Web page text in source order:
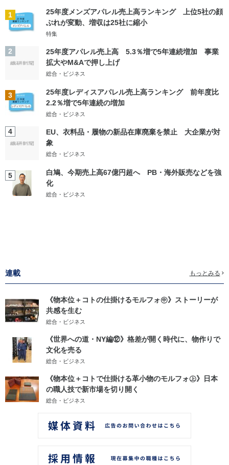
1
25年度メンズアパレル売上高ランキング 上位5社の顔
ぶれが変動、増収は25社に縮小
特集
2
25年度アパレル売上高 5.3％増で5年連続増加 事業
拡大やM&Aで押し上げ
総合・ビジネス
3
25年度レディスアパレル売上高ランキング 前年度比
2.2％増で5年連続の増加
総合・ビジネス
4
EU、衣料品・履物の新品在庫廃棄を禁止 大企業が対
象
総合・ビジネス
5
白鳩、今期売上高67億円超へ PB・海外販売などを強
化
総合・ビジネス
連載 もっとみる
《物本位＋コトの仕掛けるモルフォ㊥》ストーリーが
共感を生む
総合・ビジネス
《世界への道・NY編⑫》格差が開く時代に、物作りで
文化を売る
総合・ビジネス
《物本位＋コトで仕掛ける革小物のモルフォ㊤》日本
の職人技で新市場を切り開く
総合・ビジネス